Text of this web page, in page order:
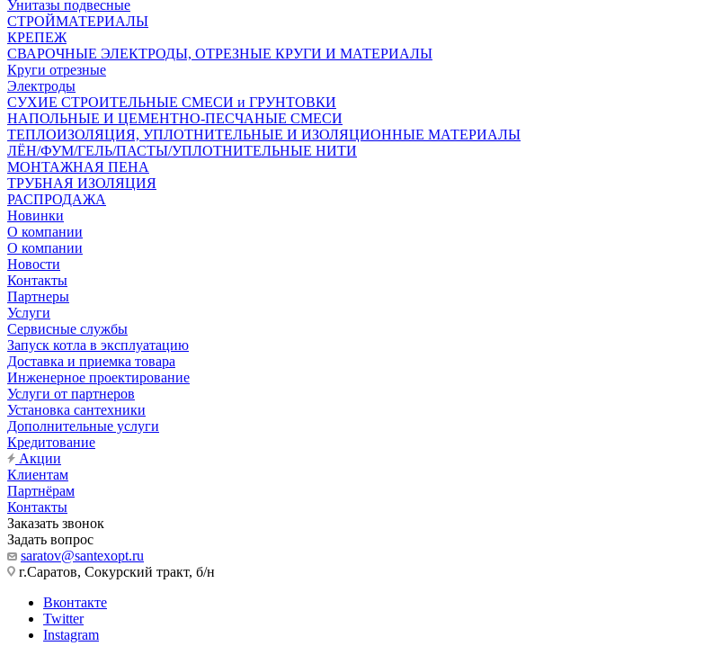
Унитазы подвесные
СТРОЙМАТЕРИАЛЫ
КРЕПЕЖ
СВАРОЧНЫЕ ЭЛЕКТРОДЫ, ОТРЕЗНЫЕ КРУГИ И МАТЕРИАЛЫ
Круги отрезные
Электроды
СУХИЕ СТРОИТЕЛЬНЫЕ СМЕСИ и ГРУНТОВКИ
НАПОЛЬНЫЕ И ЦЕМЕНТНО-ПЕСЧАНЫЕ СМЕСИ
ТЕПЛОИЗОЛЯЦИЯ, УПЛОТНИТЕЛЬНЫЕ И ИЗОЛЯЦИОННЫЕ МАТЕРИАЛЫ
ЛЁН/ФУМ/ГЕЛЬ/ПАСТЫ/УПЛОТНИТЕЛЬНЫЕ НИТИ
МОНТАЖНАЯ ПЕНА
ТРУБНАЯ ИЗОЛЯЦИЯ
РАСПРОДАЖА
Новинки
О компании
О компании
Новости
Контакты
Партнеры
Услуги
Сервисные службы
Запуск котла в эксплуатацию
Доставка и приемка товара
Инженерное проектирование
Услуги от партнеров
Установка сантехники
Дополнительные услуги
Кредитование
Акции
Клиентам
Партнёрам
Контакты
Заказать звонок
Задать вопрос
saratov@santexopt.ru
г.Саратов, Сокурский тракт, б/н
Вконтакте
Twitter
Instagram